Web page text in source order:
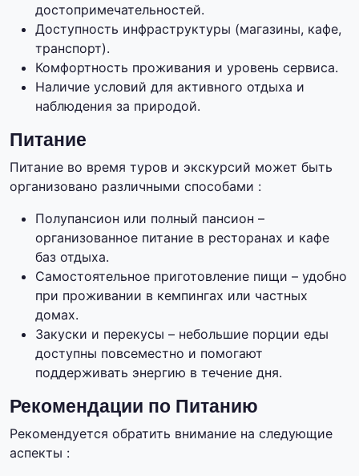
достопримечательностей.
Доступность инфраструктуры (магазины, кафе,
транспорт).
Комфортность проживания и уровень сервиса.
Наличие условий для активного отдыха и
наблюдения за природой.
Питание
Питание во время туров и экскурсий может быть
организовано различными способами :
Полупансион или полный пансион –
организованное питание в ресторанах и кафе
баз отдыха.
Самостоятельное приготовление пищи – удобно
при проживании в кемпингах или частных
домах.
Закуски и перекусы – небольшие порции еды
доступны повсеместно и помогают
поддерживать энергию в течение дня.
Рекомендации по Питанию
Рекомендуется обратить внимание на следующие
аспекты :